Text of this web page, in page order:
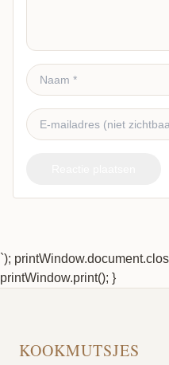
`);
printWindow.print(); }
KOOKMUTSJES